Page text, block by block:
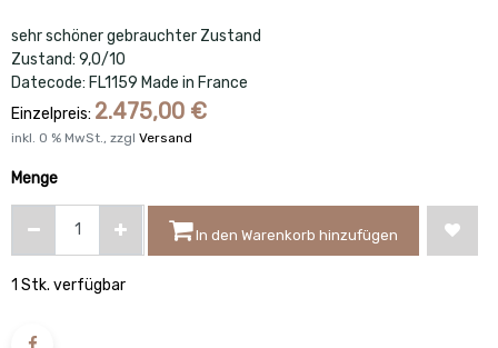
sehr schöner gebrauchter Zustand
Zustand: 9,0/10
Datecode: FL1159 Made in France
Einzelpreis: 2.475,00 €
inkl. 0 % MwSt., zzgl Versand
Menge
In den Warenkorb hinzufügen
1 Stk. verfügbar